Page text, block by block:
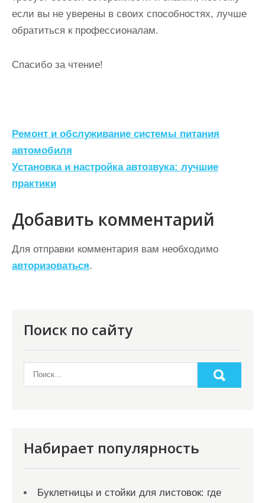
если вы не уверены в своих способностях, лучше
обратиться к профессионалам.
Спасибо за чтение!
Н
а
в
и
г
а
ц
и
м
Ремонт и обслуживание системы питания
автомобиля
Установка и настройка автозвука: лучшие
практики
Добавить комментарий
Для отправки комментария вам необходимо
авторизоваться.
Поиск по сайту
Набирает популярность
Буклетницы и стойки для листовок: где